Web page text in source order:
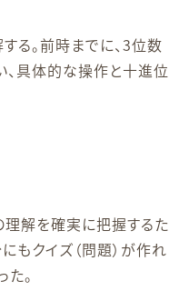
る。前時までに、3位数
、具体的な操作と十進位
理解を確実に把握するた
もクイズ（問題）が作れ
。